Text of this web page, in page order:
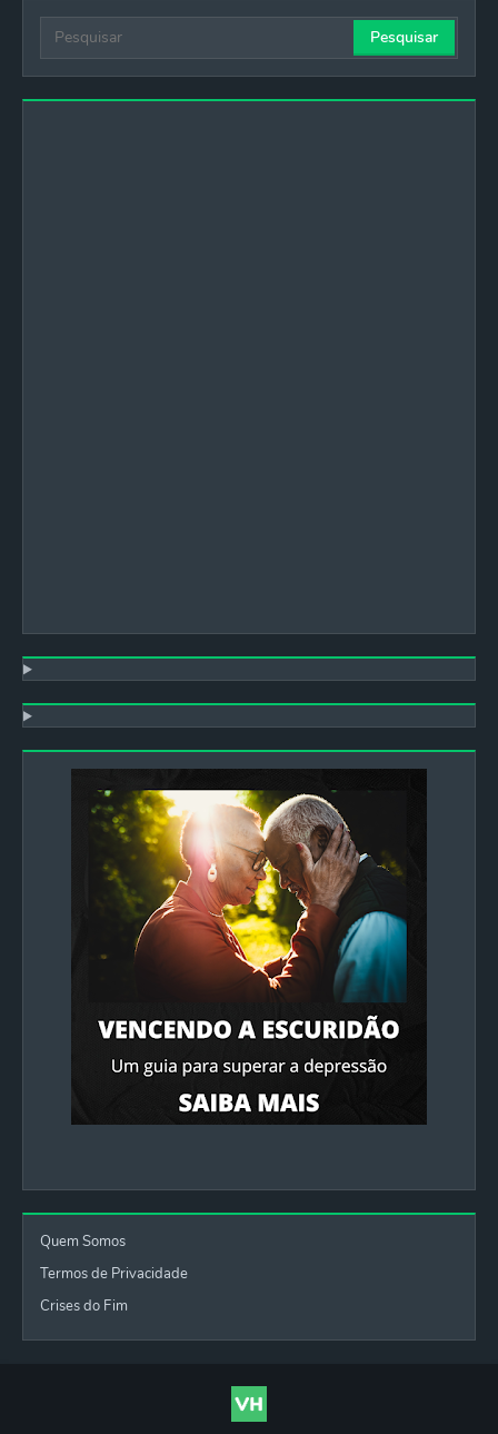
Quem Somos
Termos de Privacidade
Crises do Fim